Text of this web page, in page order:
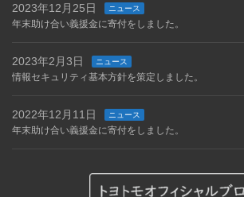
2023年12月25日 ニュース
年末助け合い義援金に寄付をしました。
2023年2月3日 ニュース
情報セキュリティ基本方針を策定しました。
2022年12月11日 ニュース
年末助け合い義援金に寄付をしました。